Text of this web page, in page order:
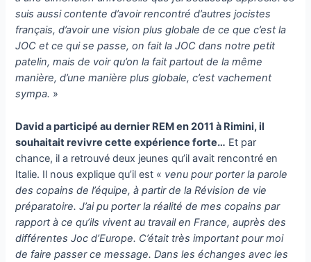
suis aussi contente d’avoir rencontré d’autres jocistes
français, d’avoir une vision plus globale de ce que c’est la
JOC et ce qui se passe, on fait la JOC dans notre petit
patelin, mais de voir qu’on la fait partout de la même
manière, d’une manière plus globale, c’est vachement
sympa. »
David a participé au dernier REM en 2011 à Rimini, il
souhaitait revivre cette expérience forte… Et par
chance, il a retrouvé deux jeunes qu’il avait rencontré en
Italie. Il nous explique qu’il est « venu pour porter la parole
des copains de l’équipe, à partir de la Révision de vie
préparatoire. J’ai pu porter la réalité de mes copains par
rapport à ce qu’ils vivent au travail en France, auprès des
différentes Joc d’Europe. C’était très important pour moi
de faire passer ce message. Dans les échanges avec les